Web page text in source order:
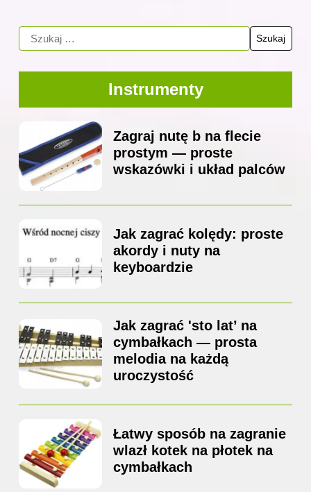
Instrumenty
Zagraj nutę b na flecie
prostym — proste
wskazówki i układ palców
Jak zagrać kolędy: proste
akordy i nuty na
keyboardzie
Jak zagrać 'sto lat’ na
cymbałkach — prosta
melodia na każdą
uroczystość
Łatwy sposób na zagranie
wlazł kotek na płotek na
cymbałkach